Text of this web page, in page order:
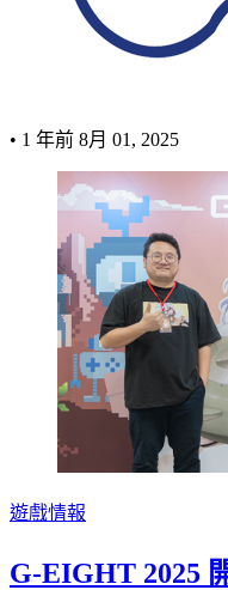
• 1 年前 8月 01, 2025
遊戲情報
G-EIGHT 2025